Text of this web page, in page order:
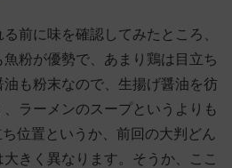
前に味を確認してみたところ、
粉が優勢で、あまり鶏は目立ち
油も粉末なので、生揚げ醤油を彷
ラーメンのスープというよりも
ち位置というか、前回の大判どん
きく異なります。そうか、ここ